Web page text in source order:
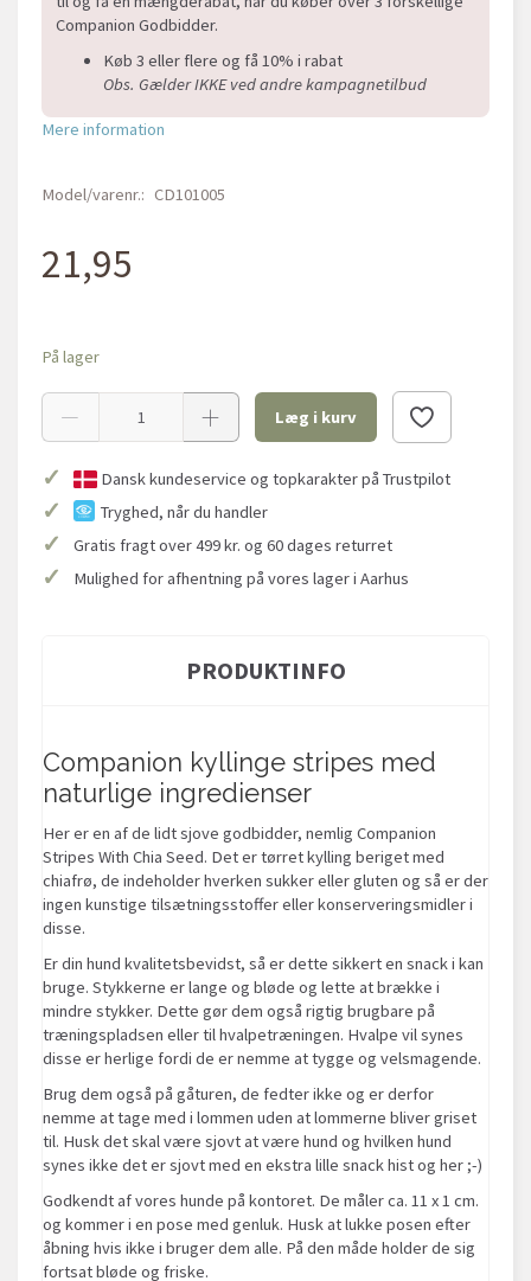
Companion Godbidder.
Køb 3 eller flere og få 10% i rabat
Obs. Gælder IKKE ved andre kampagnetilbud
Mere information
Model/varenr.: CD101005
21,95
På lager
Læg i kurv
✓ Dansk kundeservice og topkarakter på Trustpilot
✓ Tryghed, når du handler
✓ Gratis fragt over 499 kr. og 60 dages returret
✓ Mulighed for afhentning på vores lager i Aarhus
PRODUKTINFO
Companion kyllinge stripes med
naturlige ingredienser
Her er en af de lidt sjove godbidder, nemlig Companion
Stripes With Chia Seed. Det er tørret kylling beriget med
chiafrø, de indeholder hverken sukker eller gluten og så er der
ingen kunstige tilsætningsstoffer eller konserveringsmidler i
disse.
Er din hund kvalitetsbevidst, så er dette sikkert en snack i kan
bruge. Stykkerne er lange og bløde og lette at brække i
mindre stykker. Dette gør dem også rigtig brugbare på
træningspladsen eller til hvalpetræningen. Hvalpe vil synes
disse er herlige fordi de er nemme at tygge og velsmagende.
Brug dem også på gåturen, de fedter ikke og er derfor
nemme at tage med i lommen uden at lommerne bliver griset
til. Husk det skal være sjovt at være hund og hvilken hund
synes ikke det er sjovt med en ekstra lille snack hist og her ;-)
Godkendt af vores hunde på kontoret. De måler ca. 11 x 1 cm.
og kommer i en pose med genluk. Husk at lukke posen efter
åbning hvis ikke i bruger dem alle. På den måde holder de sig
fortsat bløde og friske.